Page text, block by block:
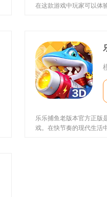
在这款游戏中玩家可以体
乐乐捕鱼老版本官方正版
戏。在快节奏的现代生活